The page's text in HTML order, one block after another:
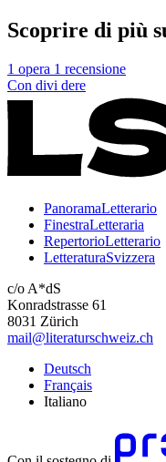
Scoprire di più
1 opera 1 recensione
Con divi dere
PanoramaLetterario
FinestraLetteraria
RepertorioLetterario
LetteraturaSvizzera
c/o A*dS
Konradstrasse 61
8031 Zürich
mail@literaturschweiz.ch
Deutsch
Français
Italiano